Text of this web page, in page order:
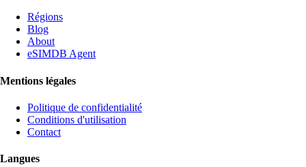
Régions
Blog
About
eSIMDB Agent
Mentions légales
Politique de confidentialité
Conditions d'utilisation
Contact
Langues